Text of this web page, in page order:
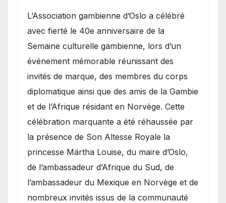
​L’Association gambienne d’Oslo a célébré
avec fierté le 40e anniversaire de la
Semaine culturelle gambienne, lors d’un
événement mémorable réunissant des
invités de marque, des membres du corps
diplomatique ainsi que des amis de la Gambie
et de l’Afrique résidant en Norvège. Cette
célébration marquante a été réhaussée par
la présence de Son Altesse Royale la
princesse Märtha Louise, du maire d’Oslo,
de l’ambassadeur d’Afrique du Sud, de
l’ambassadeur du Mexique en Norvège et de
nombreux invités issus de la communauté